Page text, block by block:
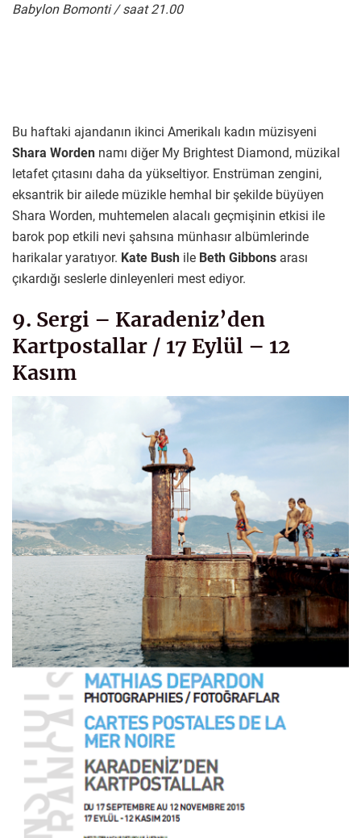
Babylon Bomonti / saat 21.00
Bu haftaki ajandanın ikinci Amerikalı kadın müzisyeni
Shara Worden namı diğer My Brightest Diamond, müzikal
letafet çıtasını daha da yükseltiyor. Enstrüman zengini,
eksantrik bir ailede müzikle hemhal bir şekilde büyüyen
Shara Worden, muhtemelen alacalı geçmişinin etkisi ile
barok pop etkili nevi şahsına münhasır albümlerinde
harikalar yaratıyor. Kate Bush ile Beth Gibbons arası
çıkardığı seslerle dinleyenleri mest ediyor.
9. Sergi – Karadeniz’den
Kartpostallar / 17 Eylül – 12
Kasım